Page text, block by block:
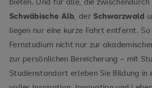
Schwäbische Alb , der Schwarzwald
liegen nur eine kurze Fahrt entfernt.
Fernstudium nicht nur zur
zur persönlichen Bereicherung – mit
Studienstandort erleben Sie Bildung in